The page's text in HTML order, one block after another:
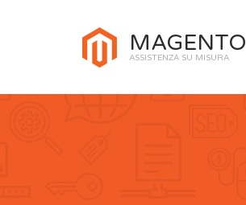
MAGENTO
ASSISTENZA SU MISURA